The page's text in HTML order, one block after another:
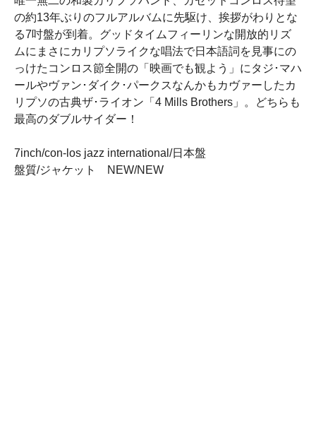
の約13年ぶりのフルアルバムに先駆け、挨拶がわりとな
る7吋盤が到着。グッドタイムフィーリンな開放的リズ
ムにまさにカリプソライクな唱法で日本語詞を見事にの
っけたコンロス節全開の「映画でも観よう」にタジ･マハ
ールやヴァン･ダイク･パークスなんかもカヴァーしたカ
リプソの古典ザ･ライオン「4 Mills Brothers」。どちらも
最高のダブルサイダー！
7inch/con-los jazz international/日本盤
盤質/ジャケット NEW/NEW